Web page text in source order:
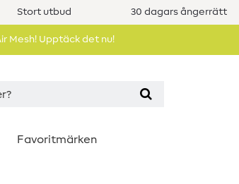
Stort utbud 30 dagars ångerrätt
Mesh! Upptäck det nu!
Favoritmärken